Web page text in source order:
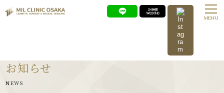
MENU
お知らせ
NEWS